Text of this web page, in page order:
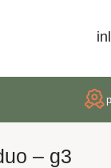
premium
– g3